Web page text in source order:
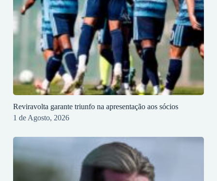
Reviravolta garante triunfo na apresentação aos sócios
1 de Agosto, 2026